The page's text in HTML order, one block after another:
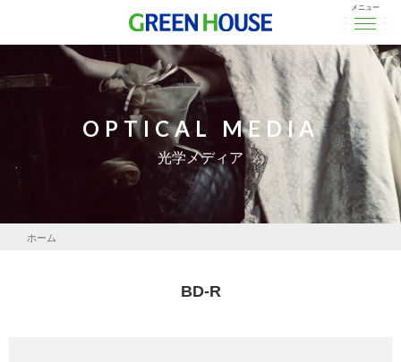
メニュー
OPTICAL MEDIA
光学メディア
ホーム
BD-R